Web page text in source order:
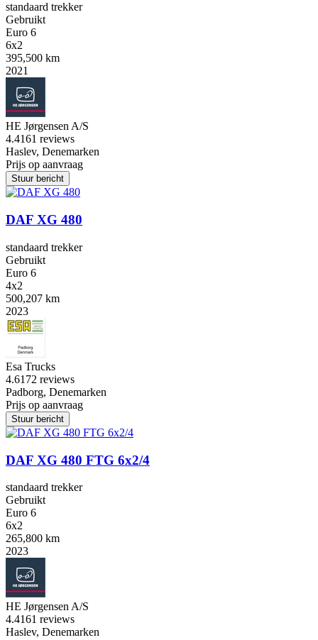
standaard trekker
Gebruikt
Euro 6
6x2
395,500 km
2021
HE Jørgensen A/S
4.4161 reviews
Haslev, Denemarken
Prijs op aanvraag
Stuur bericht
DAF XG 480
standaard trekker
Gebruikt
Euro 6
4x2
500,207 km
2023
Esa Trucks
4.6172 reviews
Padborg, Denemarken
Prijs op aanvraag
Stuur bericht
DAF XG 480 FTG 6x2/4
standaard trekker
Gebruikt
Euro 6
6x2
265,800 km
2023
HE Jørgensen A/S
4.4161 reviews
Haslev, Denemarken